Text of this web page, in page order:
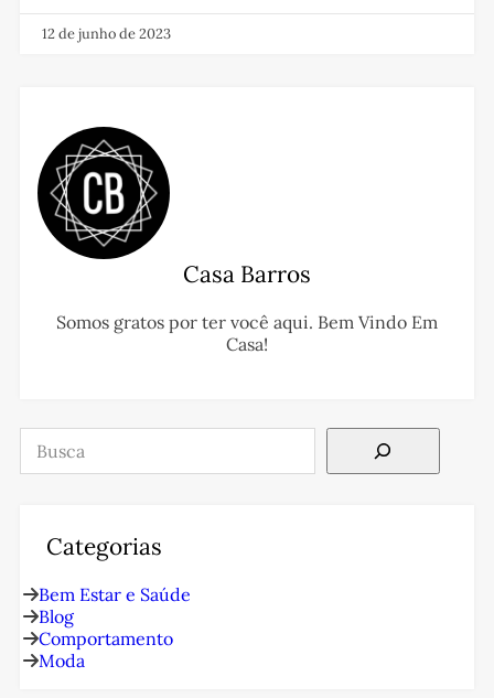
12 de junho de 2023
Casa Barros
Somos gratos por ter você aqui. Bem Vindo Em
Casa!
Pesquisar
Categorias
Bem Estar e Saúde
Blog
Comportamento
Moda